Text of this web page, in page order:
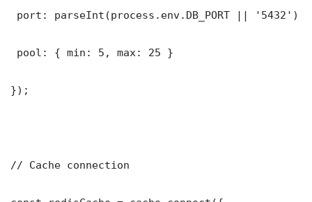
port: parseInt(process.env.DB_PORT || '5432')
pool: { min: 5, max: 25 }
});
// Cache connection